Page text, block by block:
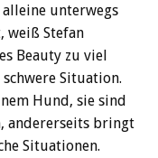
unterwegs
weiß Stefan
Beauty zu viel
Situation.
Hund, sie sind
andererseits bringt
Situationen.